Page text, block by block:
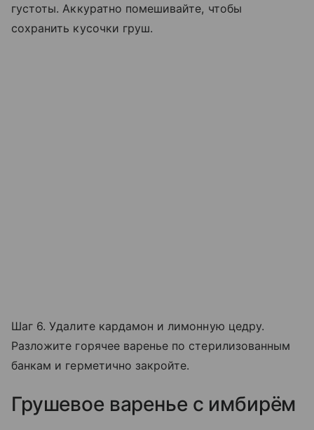
густоты. Аккуратно помешивайте, чтобы
сохранить кусочки груш.
Шаг 6. Удалите кардамон и лимонную цедру.
Разложите горячее варенье по стерилизованным
банкам и герметично закройте.
Грушевое варенье с имбирём